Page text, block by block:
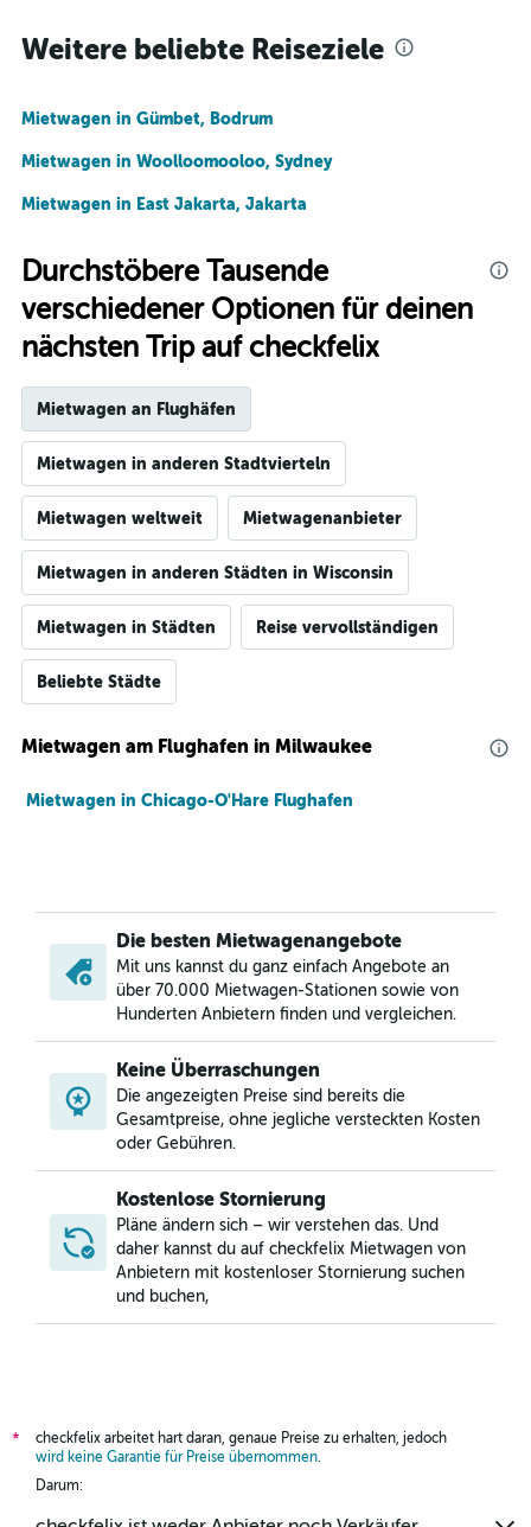
Weitere beliebte Reiseziele
Mietwagen in Gümbet, Bodrum
Mietwagen in Woolloomooloo, Sydney
Mietwagen in East Jakarta, Jakarta
Durchstöbere Tausende
verschiedener Optionen für deinen
nächsten Trip auf checkfelix
Mietwagen an Flughäfen
Mietwagen in anderen Stadtvierteln
Mietwagen weltweit Mietwagenanbieter
Mietwagen in anderen Städten in Wisconsin
Mietwagen in Städten Reise vervollständigen
Beliebte Städte
Mietwagen am Flughafen in Milwaukee
Mietwagen in Chicago-O'Hare Flughafen
Die besten Mietwagenangebote
Mit uns kannst du ganz einfach Angebote an
über 70.000 Mietwagen-Stationen sowie von
Hunderten Anbietern finden und vergleichen.
Keine Überraschungen
Die angezeigten Preise sind bereits die
Gesamtpreise, ohne jegliche versteckten Kosten
oder Gebühren.
Kostenlose Stornierung
Pläne ändern sich – wir verstehen das. Und
daher kannst du auf checkfelix Mietwagen von
Anbietern mit kostenloser Stornierung suchen
und buchen,
*
checkfelix arbeitet hart daran, genaue Preise zu erhalten, jedoch
wird keine Garantie für Preise übernommen.
Darum: